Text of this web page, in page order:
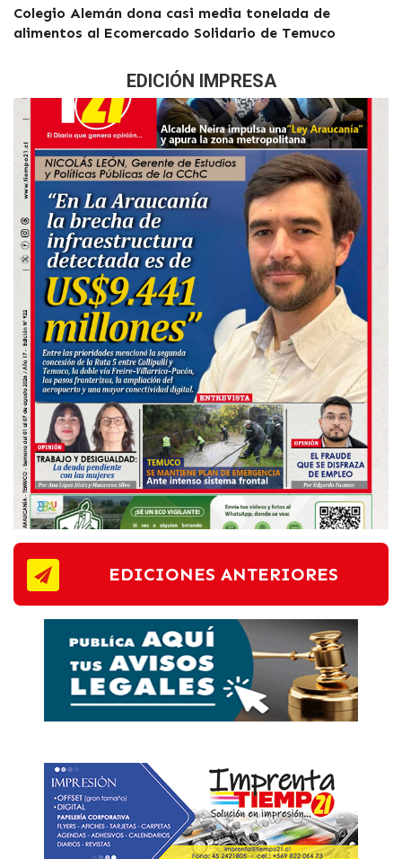
Colegio Alemán dona casi media tonelada de
alimentos al Ecomercado Solidario de Temuco
EDICIÓN IMPRESA
EDICIONES ANTERIORES